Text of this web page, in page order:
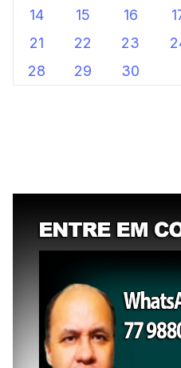
14
15 16
21
22 23
28
29 30